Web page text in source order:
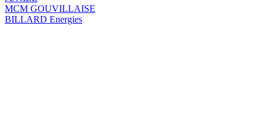
MCM GOUVILLAISE
BILLARD Energies